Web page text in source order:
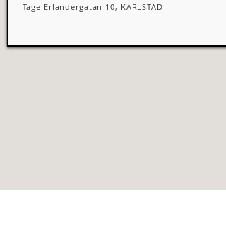
Tage Erlandergatan 10, KARLSTAD